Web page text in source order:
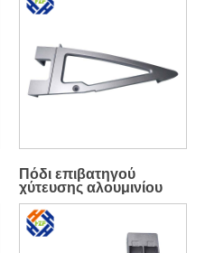
Πόδι επιβατηγού
χύτευσης αλουμινίου